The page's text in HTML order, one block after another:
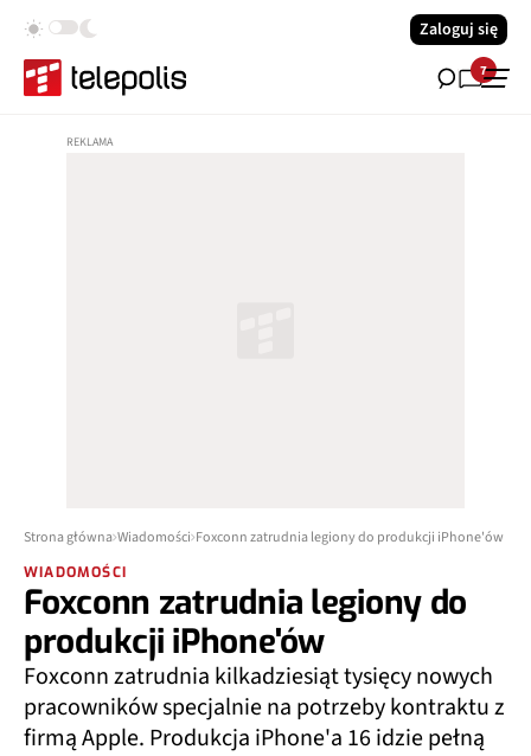
Zaloguj się
7
Strona główna Wiadomości Foxconn zatrudnia legiony do produkcji iPhone'ów
WIADOMOŚCI
Foxconn zatrudnia legiony do
produkcji iPhone'ów
Foxconn zatrudnia kilkadziesiąt tysięcy nowych
pracowników specjalnie na potrzeby kontraktu z
firmą Apple. Produkcja iPhone'a 16 idzie pełną